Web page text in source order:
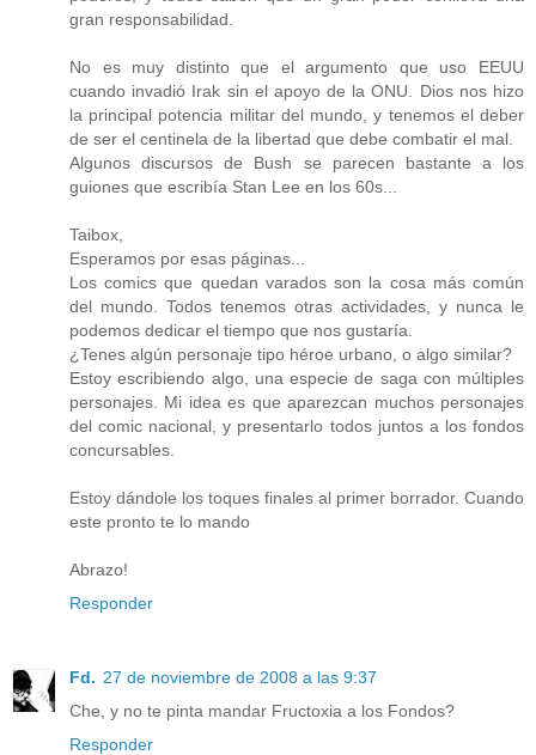
gran responsabilidad.
No es muy distinto que el argumento que uso EEUU
cuando invadió Irak sin el apoyo de la ONU. Dios nos hizo
la principal potencia militar del mundo, y tenemos el deber
de ser el centinela de la libertad que debe combatir el mal.
Algunos discursos de Bush se parecen bastante a los
guiones que escribía Stan Lee en los 60s...
Taibox,
Esperamos por esas páginas...
Los comics que quedan varados son la cosa más común
del mundo. Todos tenemos otras actividades, y nunca le
podemos dedicar el tiempo que nos gustaría.
¿Tenes algún personaje tipo héroe urbano, o algo similar?
Estoy escribiendo algo, una especie de saga con múltiples
personajes. Mi idea es que aparezcan muchos personajes
del comic nacional, y presentarlo todos juntos a los fondos
concursables.
Estoy dándole los toques finales al primer borrador. Cuando
este pronto te lo mando
Abrazo!
Responder
Fd. 27 de noviembre de 2008 a las 9:37
Che, y no te pinta mandar Fructoxia a los Fondos?
Responder